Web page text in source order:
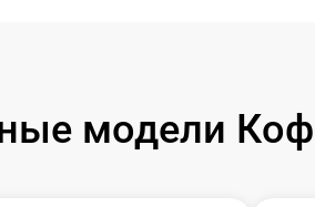
модели